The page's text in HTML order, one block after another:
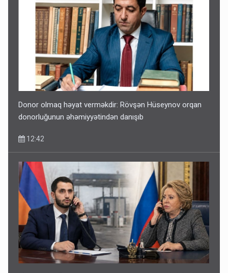
Donor olmaq həyat verməkdir: Rövşən Hüseynov orqan
donorluğunun əhəmiyyətindən danışıb
12:42